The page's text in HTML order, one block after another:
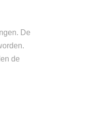
De
de